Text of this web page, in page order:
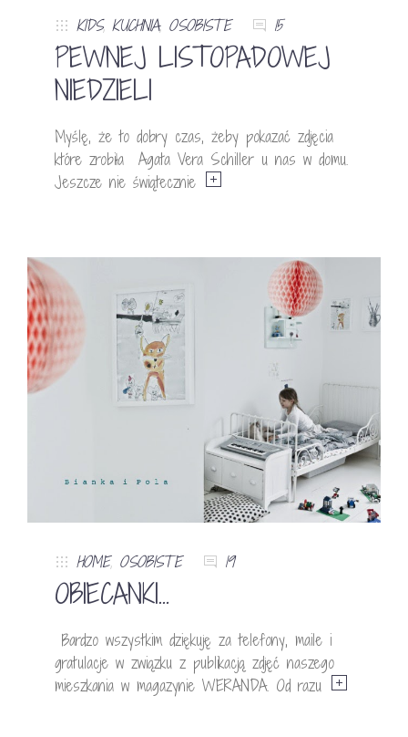
KIDS, KUCHNIA, OSOBISTE 15
PEWNEJ LISTOPADOWEJ
NIEDZIELI
Myślę, że to dobry czas, żeby pokazać zdjęcia
które zrobiła Agata Vera Schiller u nas w domu.
Jeszcze nie świątecznie
HOME, OSOBISTE 19
OBIECANKI…
Bardzo wszystkim dziękuję za telefony, maile i
gratulacje w związku z publikacją zdjęć naszego
mieszkania w magazynie WERANDA. Od razu